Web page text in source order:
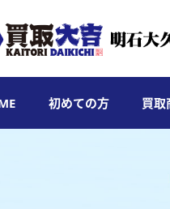
初めての方 買取